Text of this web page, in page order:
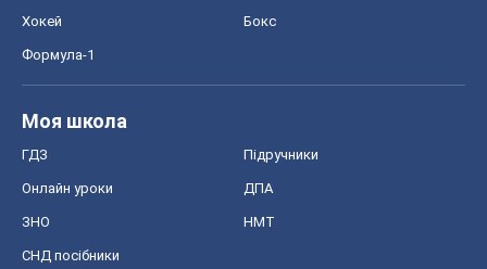
Хокей Бокс
Формула-1
Моя школа
ГДЗ Підручники
Онлайн уроки ДПА
ЗНО НМТ
СНД посібники